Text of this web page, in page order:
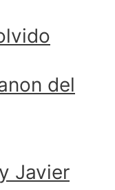
del
Javier